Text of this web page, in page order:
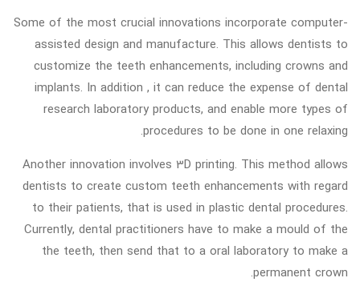
Some of the most crucial innovations incorporate computer-
assisted design and manufacture. This allows dentists to
customize the teeth enhancements, including crowns and
implants. In addition , it can reduce the expense of dental
research laboratory products, and enable more types of
procedures to be done in one relaxing.
Another innovation involves 3D printing. This method allows
dentists to create custom teeth enhancements with regard
to their patients, that is used in plastic dental procedures.
Currently, dental practitioners have to make a mould of the
the teeth, then send that to a oral laboratory to make a
permanent crown.